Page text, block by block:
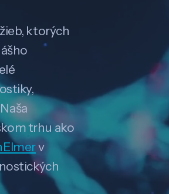
ktorých
trhu ako
v